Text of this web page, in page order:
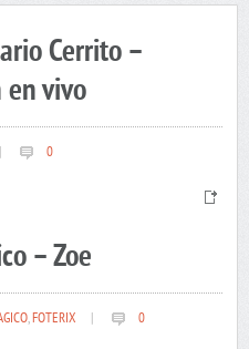
Cerrito –
en vivo
0
– Zoe
,FOTERIX 0